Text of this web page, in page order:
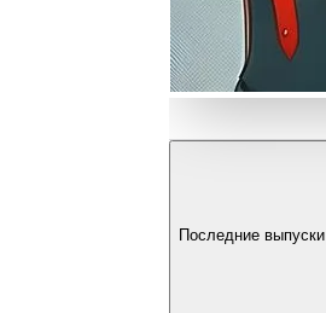
Последние выпуски